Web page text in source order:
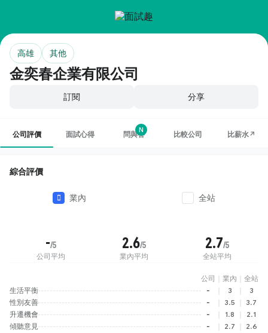
金奕春企業有限公司
高雄 其他
訂閱 分享
公司評價 面試心得
N
問與答 比較公司 比薪水↗
綜合評價
業內 全站
-/5
公司平均
2.6/5
業內平均
2.7/5
全站平均
公司 業內
全站
生活平衡
- 3
3
性別友善
- 3.5
3.7
升遷機會
- 1.8
2.1
傾聽意見
- 2.7
2.6